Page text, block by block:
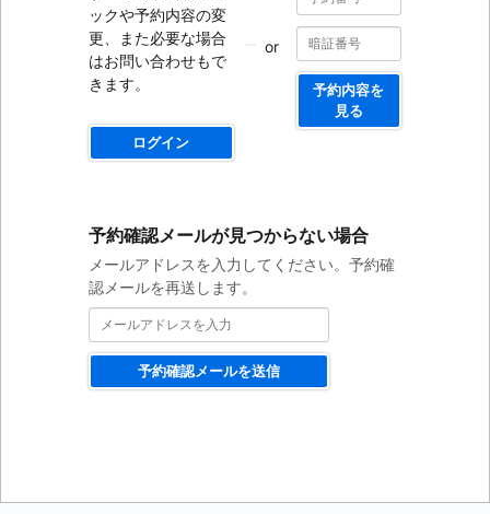
ックや予約内容の変
更、また必要な場合
はお問い合わせもで
きます。
ログイン
or
約
番
号
番
号
予約内容を
見る
予約確認メールが見つからない場合
メールアドレスを入力してください。予約確
認メールを再送します。
予約確認メールを送信